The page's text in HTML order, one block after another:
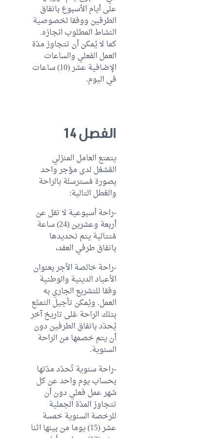
على أيام الأسبوع باتفاق
الطرفين ووفقا لخصوصية
النشاط المطلوب انجازه.
كما لا يُمكن أن تتجاوز مدّة
العمل الفعلي والساعات
الإضافية عشر (10) ساعات
في اليوم.
الفصل 14
يتمتع العامل المنزلي
المُشغل لدى مؤجر واحد
بصورة مُسترسلة بالراحة
والعُطل التالية:
-راحة أسبوعية لا تقل عن
أربعة وعشرين (24) ساعة
مُتتالية يتم تحديدها
باتفاق طرفي العقد،
-راحة خالصة الأجر بعنوان
الأعياد الدينية والوطنية
وفقا للتشريع الجاري به
العمل. ويُمكن تأجيل التمتّع
بتلك الراحة غلى تاريخ آخر
يُحدّد باتفاق الطرفين دون
أن يتم خصمها من الراحة
السنوية.
-راحة سنوية تُحدّد مدّتها
بحساب يوم واحد عن كل
شهر عمل فعلي دون أن
تتجاوز المدّة الجملية
للرخصة السنوية خمسة
عشر (15) يوما من بينها اثنا